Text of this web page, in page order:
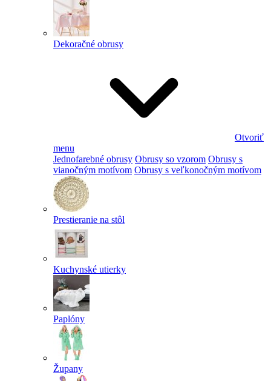
Dekoračné obrusy
Otvoriť
menu
Jednofarebné obrusy Obrusy so vzorom Obrusy s
vianočným motívom Obrusy s veľkonočným motívom
Prestieranie na stôl
Kuchynské utierky
Paplóny
Župany